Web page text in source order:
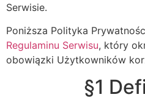
Serwisie.
Poniższa Polityka
Regulaminu Serwisu, który
obowiązki Użytkowników
§1